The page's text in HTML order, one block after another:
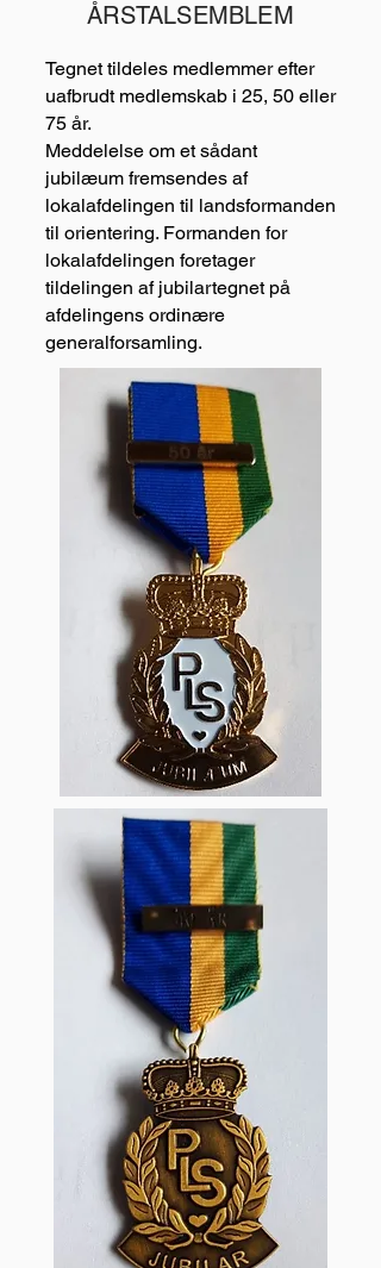
ÅRSTALSEMBLEM
Tegnet tildeles medlemmer efter
uafbrudt medlemskab i 25, 50 eller
75 år.
Meddelelse om et sådant
jubilæum fremsendes af
lokalafdelingen til landsformanden
til orientering. Formanden for
lokalafdelingen foretager
tildelingen af jubilartegnet på
afdelingens ordinære
generalforsamling.